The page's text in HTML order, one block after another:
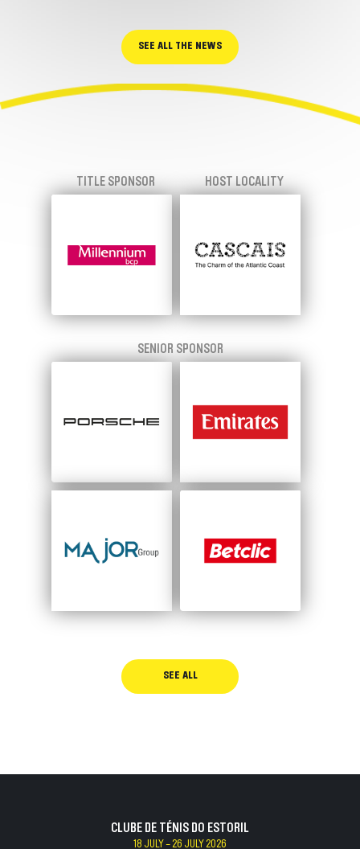
SEE ALL THE NEWS
TITLE SPONSOR HOST LOCALITY
SENIOR SPONSOR
SEE ALL
CLUBE DE TÉNIS DO ESTORIL
18 JULY - 26 JULY 2026